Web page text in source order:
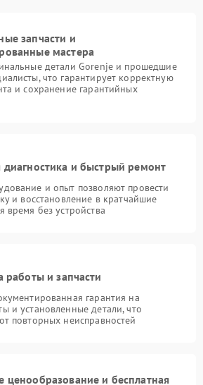
запчасти и
мастера
детали Gorenje и прошедшие
что гарантирует корректную
и сохранение гарантийных
диагностика и быстрый ремонт
и опыт позволяют провести
и восстановление в кратчайшие
время без устройства
работы и запчасти
гарантия на
и установленные детали, что
повторных неисправностей
ценообразование и бесплатная